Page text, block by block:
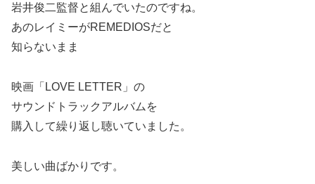
岩井俊二監督と組んでいたのですね。
あのレイミーがREMEDIOSだと
知らないまま
映画「LOVE LETTER」の
サウンドトラックアルバムを
購入して繰り返し聴いていました。
美しい曲ばかりです。